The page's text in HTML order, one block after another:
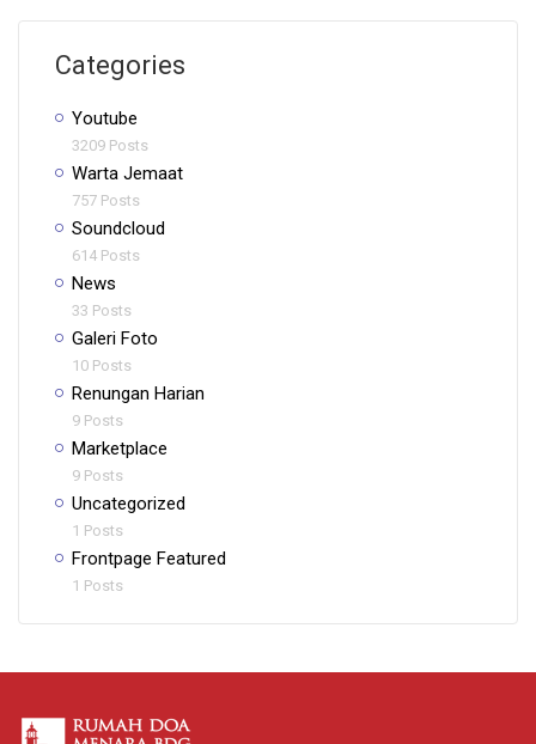
Categories
Youtube
3209 Posts
Warta Jemaat
757 Posts
Soundcloud
614 Posts
News
33 Posts
Galeri Foto
10 Posts
Renungan Harian
9 Posts
Marketplace
9 Posts
Uncategorized
1 Posts
Frontpage Featured
1 Posts